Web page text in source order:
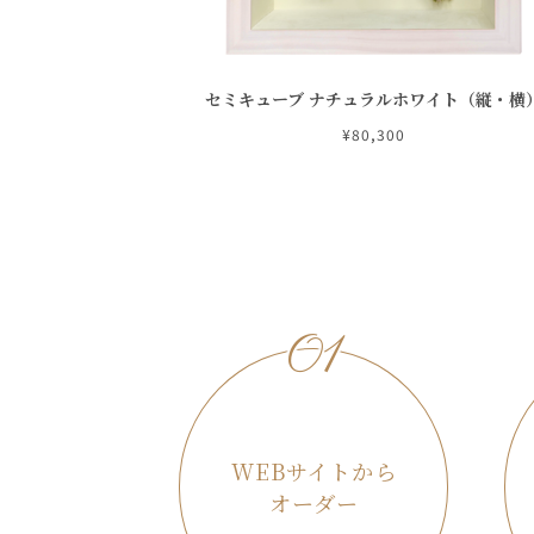
セミキューブ ナチュラルホワイト（縦・横
¥80,300
01
WEBサイトから
オーダー